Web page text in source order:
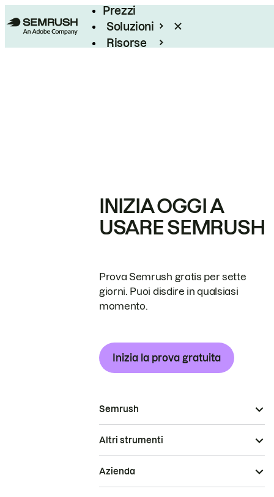
Prezzi
Soluzioni
Risorse
INIZIA OGGI A
USARE SEMRUSH
Prova Semrush gratis per sette
giorni. Puoi disdire in qualsiasi
momento.
Inizia la prova gratuita
Semrush
Altri strumenti
Azienda